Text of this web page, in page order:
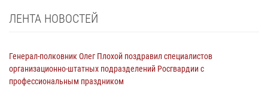
ЛЕНТА НОВОСТЕЙ
Генерал-полковник Олег Плохой поздравил специалистов
организационно-штатных подразделений Росгвардии с
профессиональным праздником